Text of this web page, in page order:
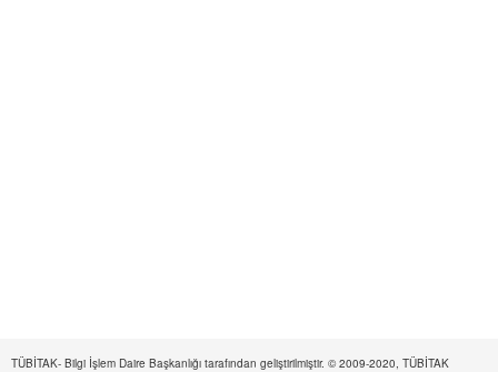
TÜBİTAK- Bilgi İşlem Daire Başkanlığı tarafından geliştirilmiştir. © 2009-2020, TÜBİTAK